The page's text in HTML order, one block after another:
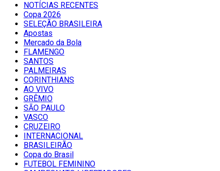
NOTÍCIAS RECENTES
Copa 2026
SELEÇÃO BRASILEIRA
Apostas
Mercado da Bola
FLAMENGO
SANTOS
PALMEIRAS
CORINTHIANS
AO VIVO
GRÊMIO
SĀO PAULO
VASCO
CRUZEIRO
INTERNACIONAL
BRASILEIRÃO
Copa do Brasil
FUTEBOL FEMININO